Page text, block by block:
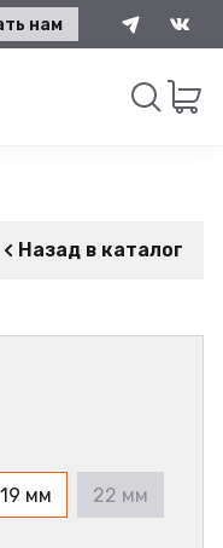
нам
Назад в каталог
19 мм 22 мм